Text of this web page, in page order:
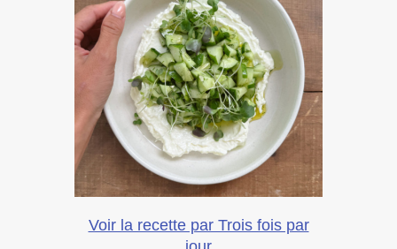
Voir la recette par Trois fois par